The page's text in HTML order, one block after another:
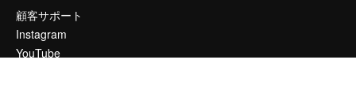
顧客サポート
Instagram
YouTube